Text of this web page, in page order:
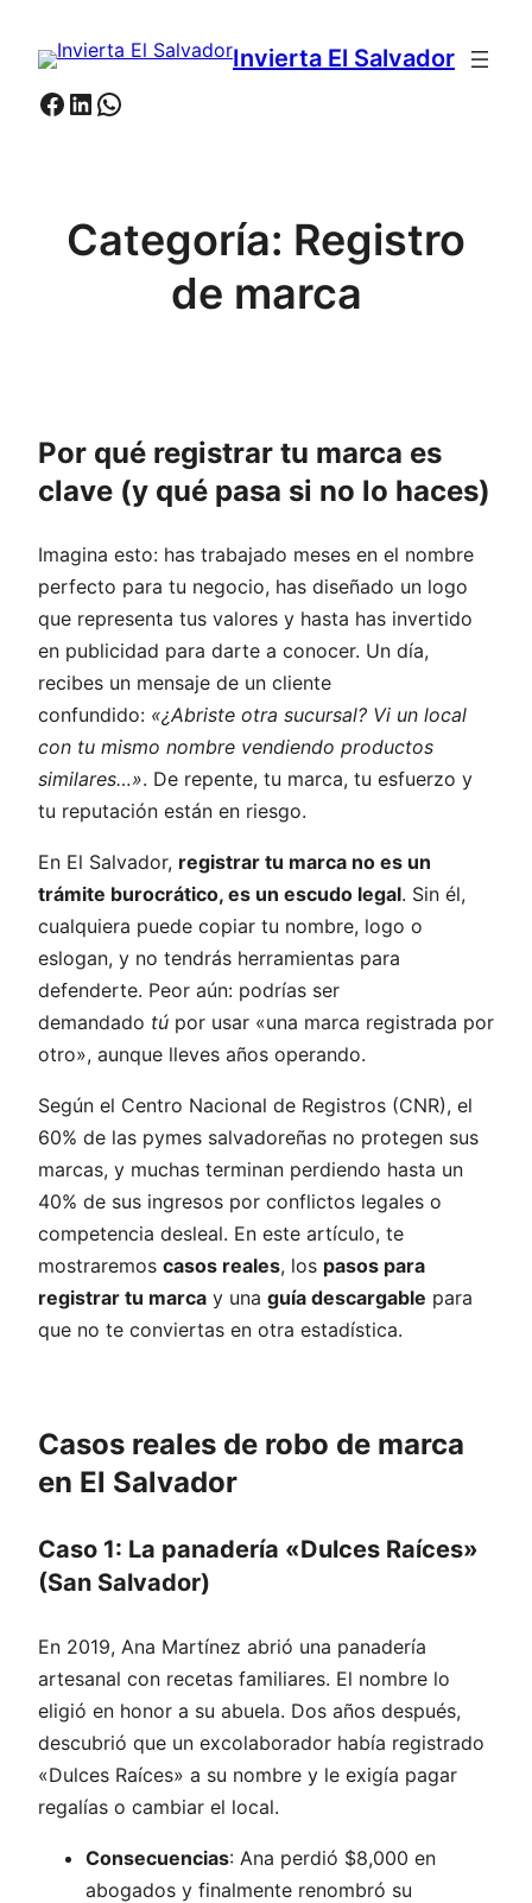
contenido
Invierta El Salvador
Facebook
LinkedIn
WhatsApp
Categoría: Registro
de marca
Por qué registrar tu marca es
clave (y qué pasa si no lo haces)
Imagina esto: has trabajado meses en el nombre
perfecto para tu negocio, has diseñado un logo
que representa tus valores y hasta has invertido
en publicidad para darte a conocer. Un día,
recibes un mensaje de un cliente
confundido: «¿Abriste otra sucursal? Vi un local
con tu mismo nombre vendiendo productos
similares…». De repente, tu marca, tu esfuerzo y
tu reputación están en riesgo.
En El Salvador, registrar tu marca no es un
trámite burocrático, es un escudo legal. Sin él,
cualquiera puede copiar tu nombre, logo o
eslogan, y no tendrás herramientas para
defenderte. Peor aún: podrías ser
demandado tú por usar «una marca registrada por
otro», aunque lleves años operando.
Según el Centro Nacional de Registros (CNR), el
60% de las pymes salvadoreñas no protegen sus
marcas, y muchas terminan perdiendo hasta un
40% de sus ingresos por conflictos legales o
competencia desleal. En este artículo, te
mostraremos casos reales, los pasos para
registrar tu marca y una guía descargable para
que no te conviertas en otra estadística.
Casos reales de robo de marca
en El Salvador
Caso 1: La panadería «Dulces Raíces»
(San Salvador)
En 2019, Ana Martínez abrió una panadería
artesanal con recetas familiares. El nombre lo
eligió en honor a su abuela. Dos años después,
descubrió que un excolaborador había registrado
«Dulces Raíces» a su nombre y le exigía pagar
regalías o cambiar el local.
Consecuencias: Ana perdió $8,000 en
abogados y finalmente renombró su